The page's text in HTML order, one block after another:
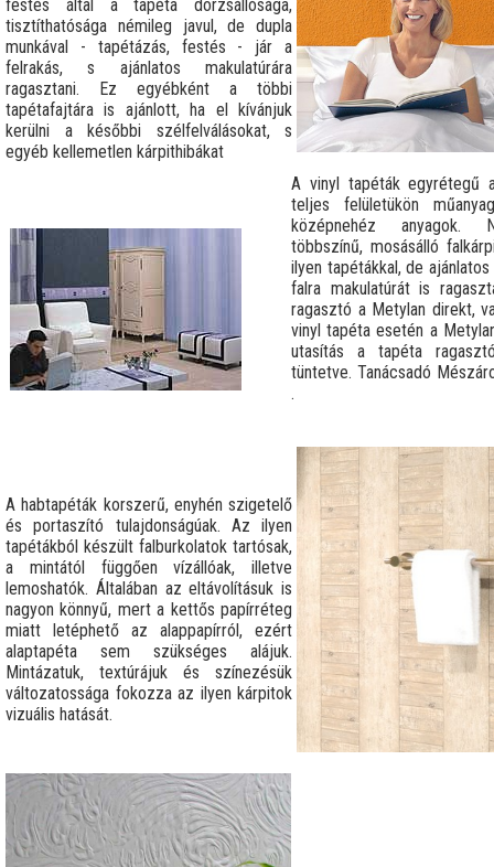
festés által a tapéta dörzsállósága,
tisztíthatósága némileg javul, de dupla
munkával - tapétázás, festés - jár a
felrakás, s ajánlatos makulatúrára
ragasztani. Ez egyébként a többi
tapétafajtára is ajánlott, ha el kívánjuk
kerülni a későbbi szélfelválásokat, s
egyéb kellemetlen kárpithibákat
A vinyl tapéták egyrétegű
teljes felületükön
középnehéz anyagok.
többszínű, mosásálló
ilyen tapétákkal, de
falra makulatúrát is
ragasztó a Metylan direkt,
vinyl tapéta esetén a
utasítás a tapéta
tüntetve. Tanácsadó
.
A habtapéták korszerű, enyhén szigetelő
és portaszító tulajdonságúak. Az ilyen
tapétákból készült falburkolatok tartósak,
a mintától függően vízállóak, illetve
lemoshatók. Általában az eltávolításuk is
nagyon könnyű, mert a kettős papírréteg
miatt letéphető az alappapírról, ezért
alaptapéta sem szükséges alájuk.
Mintázatuk, textúrájuk és színezésük
változatossága fokozza az ilyen kárpitok
vizuális hatását.